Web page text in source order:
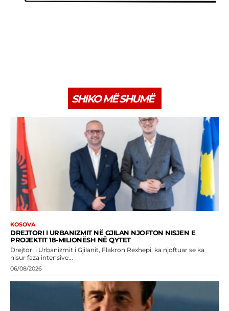
SHIKO MË SHUMË
KOSOVA
DREJTORI I URBANIZMIT NË GJILAN NJOFTON NISJEN E
PROJEKTIT 18-MILIONËSH NË QYTET
Drejtori i Urbanizmit i Gjilanit, Flakron Rexhepi, ka njoftuar se ka
nisur faza intensive...
06/08/2026